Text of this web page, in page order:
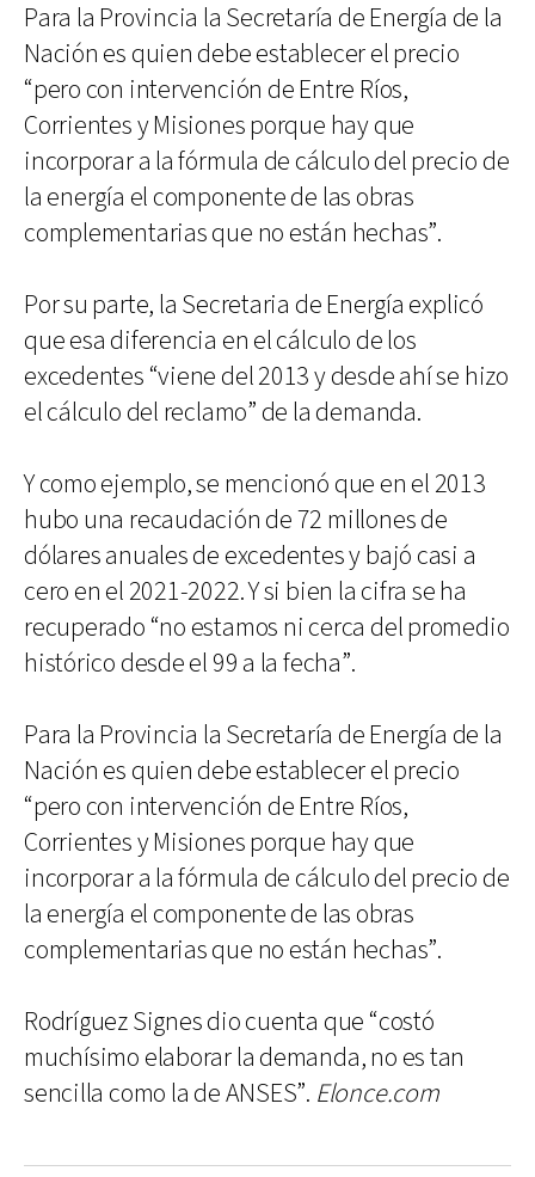
Para la Provincia la Secretaría de Energía de la
Nación es quien debe establecer el precio
“pero con intervención de Entre Ríos,
Corrientes y Misiones porque hay que
incorporar a la fórmula de cálculo del precio de
la energía el componente de las obras
complementarias que no están hechas”.
Por su parte, la Secretaria de Energía explicó
que esa diferencia en el cálculo de los
excedentes “viene del 2013 y desde ahí se hizo
el cálculo del reclamo” de la demanda.
Y como ejemplo, se mencionó que en el 2013
hubo una recaudación de 72 millones de
dólares anuales de excedentes y bajó casi a
cero en el 2021-2022. Y si bien la cifra se ha
recuperado “no estamos ni cerca del promedio
histórico desde el 99 a la fecha”.
Para la Provincia la Secretaría de Energía de la
Nación es quien debe establecer el precio
“pero con intervención de Entre Ríos,
Corrientes y Misiones porque hay que
incorporar a la fórmula de cálculo del precio de
la energía el componente de las obras
complementarias que no están hechas”.
Rodríguez Signes dio cuenta que “costó
muchísimo elaborar la demanda, no es tan
sencilla como la de ANSES”. Elonce.com